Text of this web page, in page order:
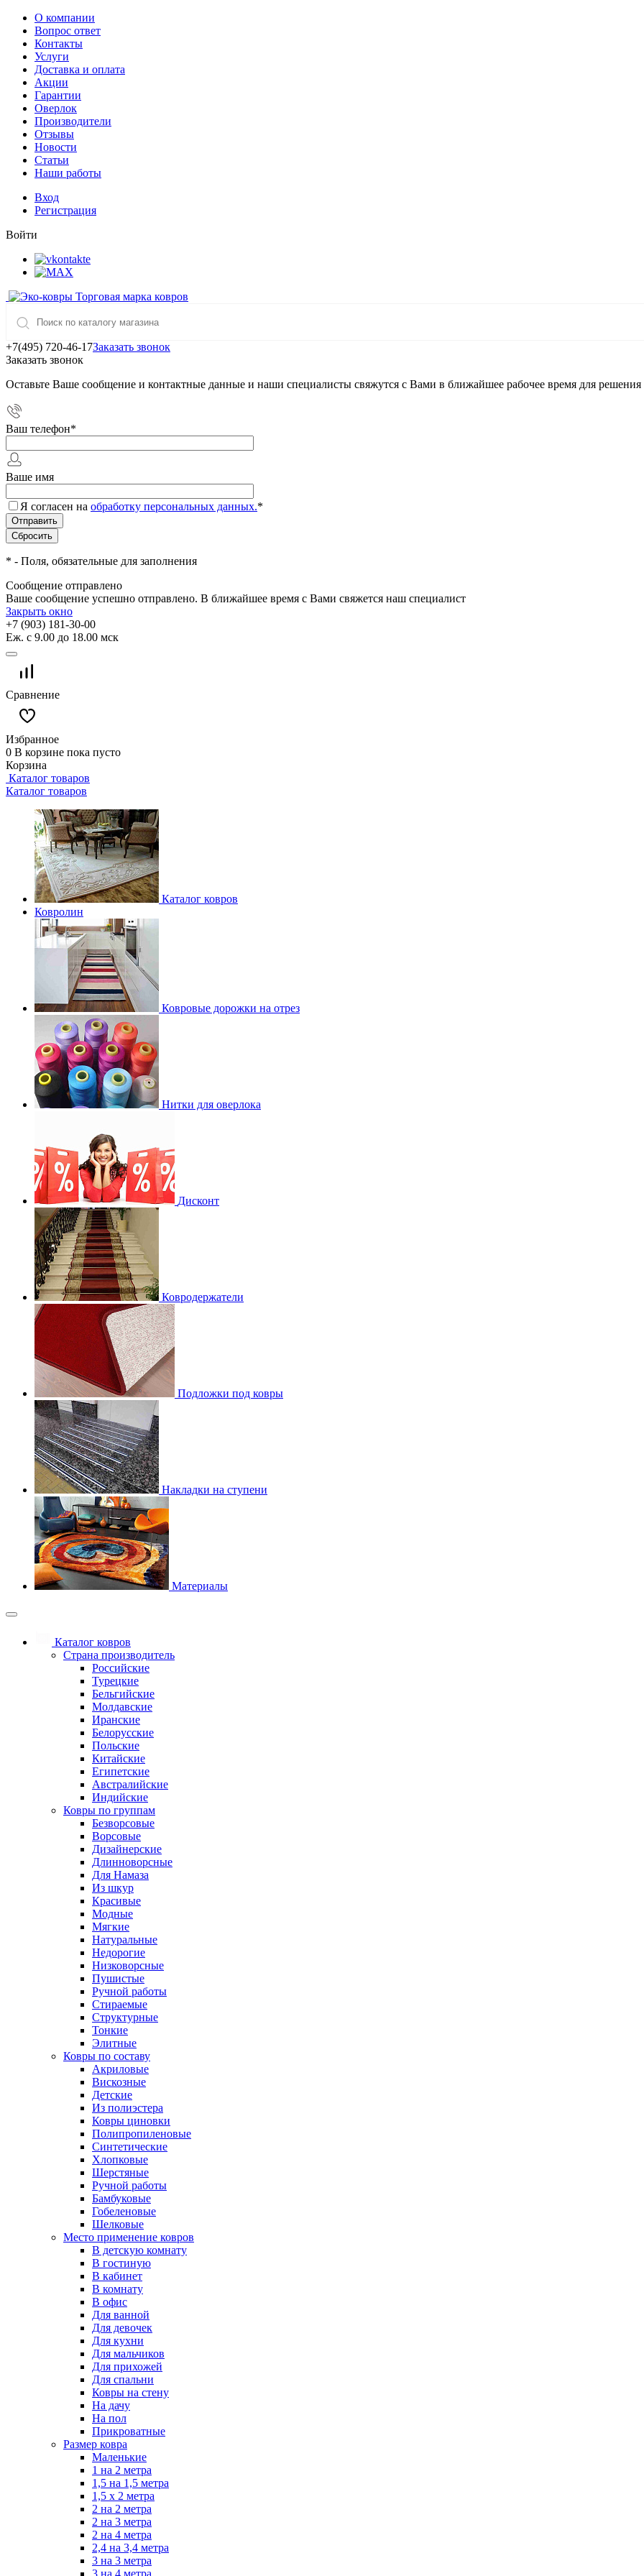
О компании
Вопрос ответ
Контакты
Услуги
Доставка и оплата
Акции
Гарантии
Оверлок
Производители
Отзывы
Новости
Статьи
Наши работы
Вход
Регистрация
Войти
Торговая марка ковров
+7(495) 720-46-17Заказать звонок
Заказать звонок
Оставьте Ваше сообщение и контактные данные и наши специалисты свяжутся с Вами в ближайшее рабочее время для
Ваш телефон*
Ваше имя
Я согласен на обработку персональных данных.*
* - Поля, обязательные для заполнения
Сообщение отправлено
Ваше сообщение успешно отправлено. В ближайшее время с Вами свяжется наш специалист
Закрыть окно
+7 (903) 181-30-00
Еж. с 9.00 до 18.00 мск
Сравнение
Избранное
0 В корзине пока пусто
Корзина
Каталог товаров
Каталог товаров
Каталог ковров
Ковролин
Ковровые дорожки на отрез
Нитки для оверлока
Дисконт
Ковродержатели
Подложки под ковры
Накладки на ступени
Материалы
Каталог ковров
Страна производитель
Российские
Турецкие
Бельгийские
Молдавские
Иранские
Белорусские
Польские
Китайские
Египетские
Австралийские
Индийские
Ковры по группам
Безворсовые
Ворсовые
Дизайнерские
Длинноворсные
Для Намаза
Из шкур
Красивые
Модные
Мягкие
Натуральные
Недорогие
Низковорсные
Пушистые
Ручной работы
Стираемые
Структурные
Тонкие
Элитные
Ковры по составу
Акриловые
Вискозные
Детские
Из полиэстера
Ковры циновки
Полипропиленовые
Синтетические
Хлопковые
Шерстяные
Ручной работы
Бамбуковые
Гобеленовые
Шелковые
Место применение ковров
В детскую комнату
В гостиную
В кабинет
В комнату
В офис
Для ванной
Для девочек
Для кухни
Для мальчиков
Для прихожей
Для спальни
Ковры на стену
На дачу
На пол
Прикроватные
Размер ковра
Маленькие
1 на 2 метра
1,5 на 1,5 метра
1,5 х 2 метра
2 на 2 метра
2 на 3 метра
2 на 4 метра
2,4 на 3,4 метра
3 на 3 метра
3 на 4 метра